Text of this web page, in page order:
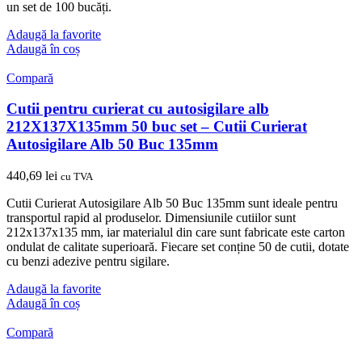
un set de 100 bucăți.
Adaugă la favorite
Adaugă în coș
Compară
Cutii pentru curierat cu autosigilare alb
212X137X135mm 50 buc set – Cutii Curierat
Autosigilare Alb 50 Buc 135mm
440,69 lei cu TVA
Cutii Curierat Autosigilare Alb 50 Buc 135mm sunt ideale pentru
transportul rapid al produselor. Dimensiunile cutiilor sunt
212x137x135 mm, iar materialul din care sunt fabricate este carton
ondulat de calitate superioară. Fiecare set conține 50 de cutii, dotate
cu benzi adezive pentru sigilare.
Adaugă la favorite
Adaugă în coș
Compară